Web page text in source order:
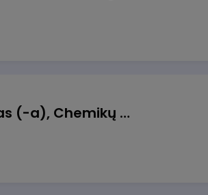
Kasininkas (-ė) - pardavėjas (-a), Chemikų g. 1, Jonava